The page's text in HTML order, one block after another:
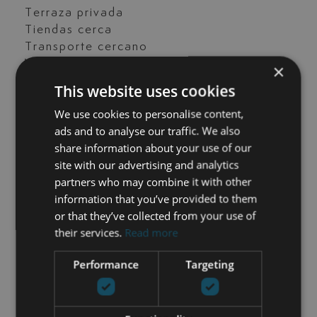
Terraza privada
Tiendas cerca
Transporte cercano
Vistas a la piscina
CONTACTE CON NOSOTROS
María Cazorla
+34 625 98 66 26
maria@luxurylivingmarbella.com
×
This website uses cookies
We use cookies to personalise content,
ads and to analyse our traffic. We also
share information about your use of our
site with our advertising and analytics
partners who may combine it with other
information that you’ve provided to them
or that they’ve collected from your use of
their services. Read more
Performance Targeting